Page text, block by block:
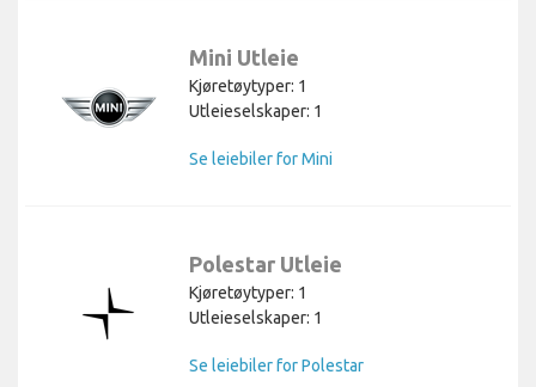
Mini Utleie
Kjøretøytyper: 1
Utleieselskaper: 1
Se leiebiler for Mini
Polestar Utleie
Kjøretøytyper: 1
Utleieselskaper: 1
Se leiebiler for Polestar